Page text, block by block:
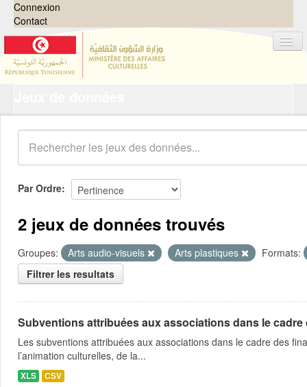
Connexion
Contact
Organisations
Groupes
Demandes 0
À propos
Par Ordre
2 jeux de données trouvés
Groupes: Arts audio-visuels Arts plastiques
Formats:
Filtrer les resultats
Subventions attribuées aux associations dans le
Les subventions attribuées aux associations dans le cadre des
l’animation culturelles, de la...
XLS CSV